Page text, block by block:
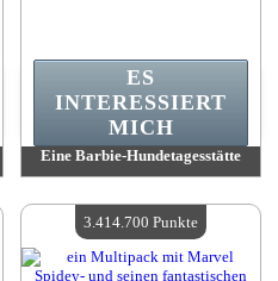
Eine Barbie-Hundetagesstätte
Verfügbare Menge:4
ES
INTERESSIERT
MICH
3.414.700 Punkte